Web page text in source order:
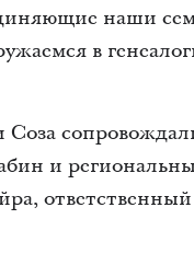
наши
в
и
ответственный